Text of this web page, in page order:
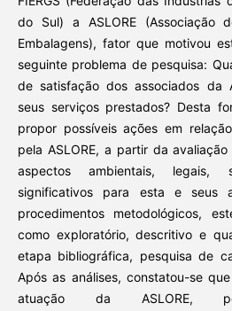
do Sul) a ASLORE (Associação
Embalagens), fator que motivou
seguinte problema de pesquisa:
de satisfação dos associados da
seus serviços prestados? Desta
propor possíveis ações em
pela ASLORE, a partir da
aspectos ambientais, legais,
significativos para esta e seus
procedimentos metodológicos,
como exploratório, descritivo e
etapa bibliográfica, pesquisa de
Após as análises, constatou-se
atuação da ASLORE,